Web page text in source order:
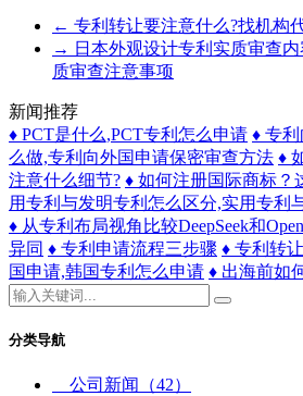
← 专利转让要注意什么?找机构
→ 日本外观设计专利实质审查内
质审查注意事项
新闻推荐
♦ PCT是什么,PCT专利怎么申请 ♦ ​专
么做,专利向外国申请保密审查方法 ♦
注意什么细节? ♦ 如何注册国际商标？
用专利与发明专利怎么区分,实用专利
♦ 从专利布局视角比较DeepSeek和
异同 ♦ 专利申请流程三步骤 ♦ 专利转
国申请,韩国专利怎么申请 ♦ 出海前如
分类导航
公司新闻
（42）